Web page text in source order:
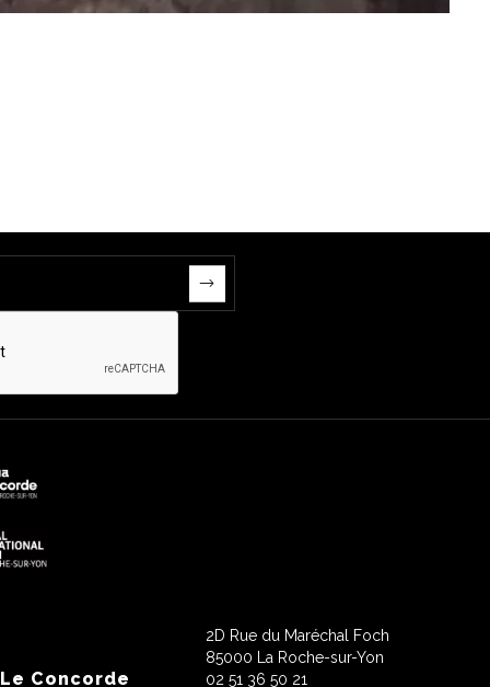
Concorde
2D Rue du Maréchal Foch
85000 La Roche-sur-Yon
02 51 36 50 21